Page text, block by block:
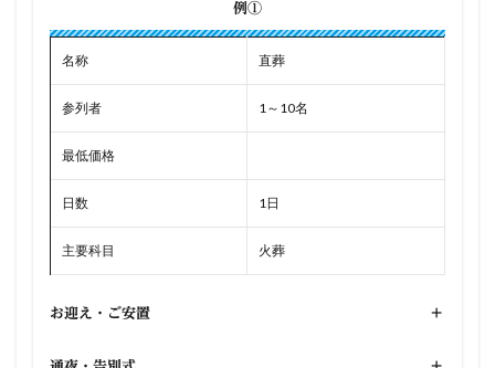
例①
名称 直葬
参列者 1～10名
最低価格
日数 1日
主要科目 火葬
お迎え・ご安置 +